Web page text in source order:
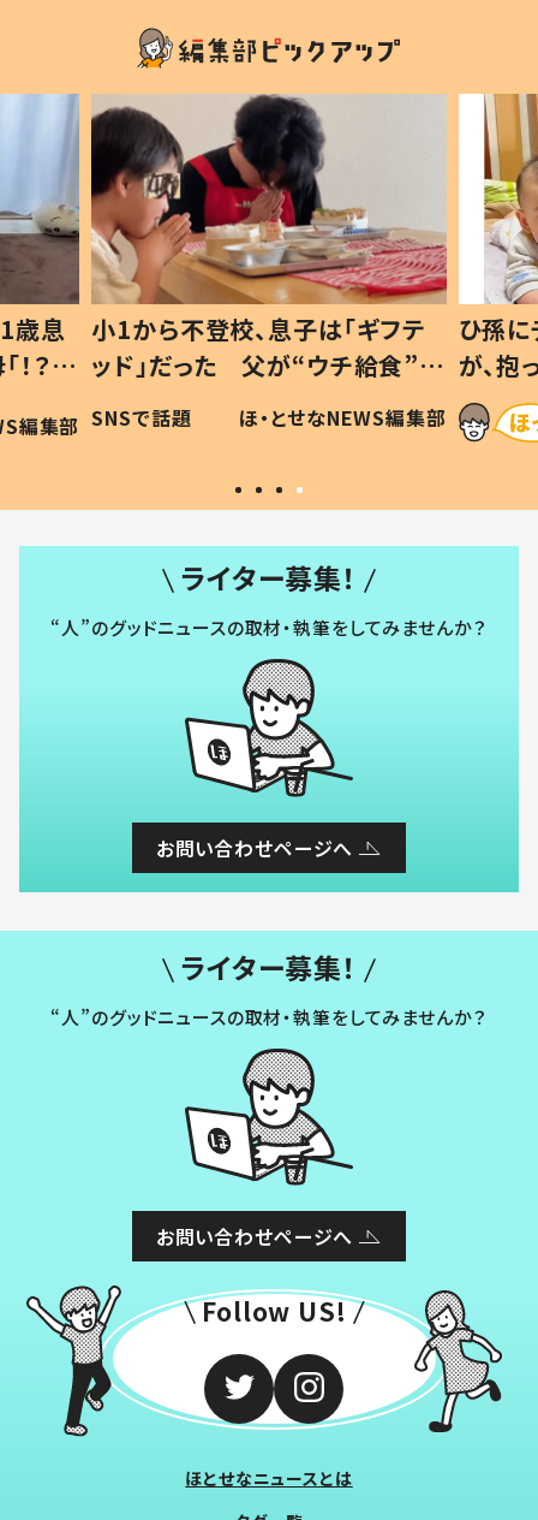
歳息
？」
編集部
小1から不登校、息子は「ギフテ
ッド」だった 父が“ウチ給食”を
作り続ける理由とは #令和の親
#令和の子
SNSで話題 ほ・とせなNEWS編集部
ひ孫
が、
「涙が
い」
ライター募集！
“人”のグッドニュースの取材・執筆をしてみませんか？
お問い合わせページへ
ライター募集！
“人”のグッドニュースの取材・執筆をしてみませんか？
お問い合わせページへ
Follow US!
ほとせなニュースとは